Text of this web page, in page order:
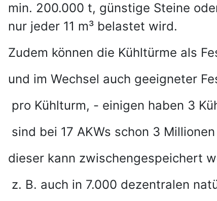
min. 200.000 t, günstige Steine
nur jeder 11 m³ belastet wird.
Zudem können die Kühltürme als
und im Wechsel auch geeigneter
pro Kühlturm, - einigen haben 3
sind bei 17 AKWs schon 3
dieser kann zwischengespeichert
z. B. auch in 7.000 dezentralen